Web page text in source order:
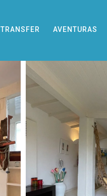
TRANSFER AVENTURAS